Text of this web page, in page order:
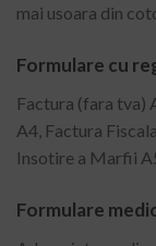
mai usoara din
Formulare cu
Factura (fara tva)
A4, Factura
Insotire a Marfii
Formulare